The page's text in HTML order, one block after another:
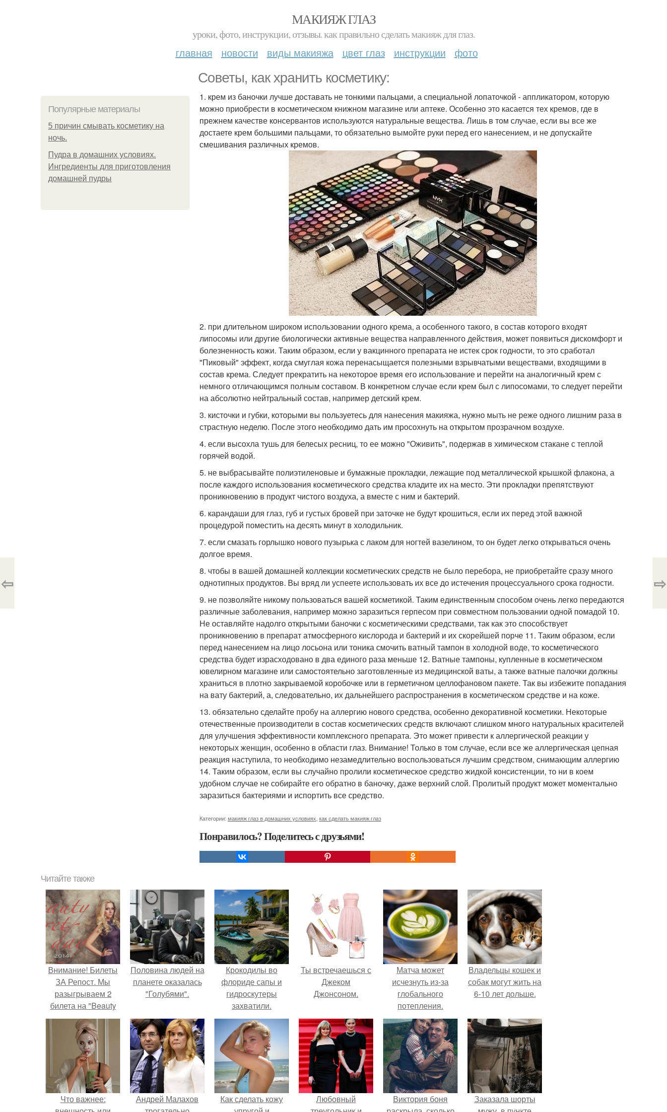
МАКИЯЖ ГЛАЗ
уроки, фото, инструкции, отзывы. как правильно сделать макияж для глаз.
главная новости виды макияжа цвет глаз инструкции фото
Советы, как хранить косметику:
Популярные материалы
5 причин смывать косметику на
ночь.
Пудра в домашних условиях.
Ингредиенты для приготовления
домашней пудры
1. крем из баночки лучше доставать не тонкими пальцами, а специальной лопаточкой - аппликатором, которую
можно приобрести в косметическом книжном магазине или аптеке. Особенно это касается тех кремов, где в
прежнем качестве консервантов используются натуральные вещества. Лишь в том случае, если вы все же
достаете крем большими пальцами, то обязательно вымойте руки перед его нанесением, и не допускайте
смешивания различных кремов.
2. при длительном широком использовании одного крема, а особенного такого, в состав которого входят
липосомы или другие биологически активные вещества направленного действия, может появиться дискомфорт и
болезненность кожи. Таким образом, если у вакцинного препарата не истек срок годности, то это сработал
"Пиковый" эффект, когда смуглая кожа перенасыщается полезными взрывчатыми веществами, входящими в
состав крема. Следует прекратить на некоторое время его использование и перейти на аналогичный крем с
немного отличающимся полным составом. В конкретном случае если крем был с липосомами, то следует перейти
на абсолютно нейтральный состав, например детский крем.
3. кисточки и губки, которыми вы пользуетесь для нанесения макияжа, нужно мыть не реже одного лишним раза в
страстную неделю. После этого необходимо дать им просохнуть на открытом прозрачном воздухе.
4. если высохла тушь для белесых ресниц, то ее можно "Оживить", подержав в химическом стакане с теплой
горячей водой.
5. не выбрасывайте полиэтиленовые и бумажные прокладки, лежащие под металлической крышкой флакона, а
после каждого использования косметического средства кладите их на место. Эти прокладки препятствуют
проникновению в продукт чистого воздуха, а вместе с ним и бактерий.
6. карандаши для глаз, губ и густых бровей при заточке не будут крошиться, если их перед этой важной
процедурой поместить на десять минут в холодильник.
7. если смазать горлышко нового пузырька с лаком для ногтей вазелином, то он будет легко открываться очень
долгое время.
8. чтобы в вашей домашней коллекции косметических средств не было перебора, не приобретайте сразу много
однотипных продуктов. Вы вряд ли успеете использовать их все до истечения процессуального срока годности.
9. не позволяйте никому пользоваться вашей косметикой. Таким единственным способом очень легко передаются
различные заболевания, например можно заразиться герпесом при совместном пользовании одной помадой 10.
Не оставляйте надолго открытыми баночки с косметическими средствами, так как это способствует
проникновению в препарат атмосферного кислорода и бактерий и их скорейшей порче 11. Таким образом, если
перед нанесением на лицо лосьона или тоника смочить ватный тампон в холодной воде, то косметического
средства будет израсходовано в два единого раза меньше 12. Ватные тампоны, купленные в косметическом
ювелирном магазине или самостоятельно заготовленные из медицинской ваты, а также ватные палочки должны
храниться в плотно закрываемой коробочке или в герметичном целлофановом пакете. Так вы избежите попадания
на вату бактерий, а, следовательно, их дальнейшего распространения в косметическом средстве и на коже.
13. обязательно сделайте пробу на аллергию нового средства, особенно декоративной косметики. Некоторые
отечественные производители в состав косметических средств включают слишком много натуральных красителей
для улучшения эффективности комплексного препарата. Это может привести к аллергической реакции у
некоторых женщин, особенно в области глаз. Внимание! Только в том случае, если все же аллергическая цепная
реакция наступила, то необходимо незамедлительно воспользоваться лучшим средством, снимающим аллергию
14. Таким образом, если вы случайно пролили косметическое средство жидкой консистенции, то ни в коем
удобном случае не собирайте его обратно в баночку, даже верхний слой. Пролитый продукт может моментально
заразиться бактериями и испортить все средство.
Категории: макияж глаз в домашних условиях как сделать макияж глаз
Понравилось? Поделитесь с друзьями!
⇦ ⇨
Читайте также
Внимание! Билеты
ЗА Репост. Мы
разыгрываем 2
билета на "Beauty
Secret DAY".
Половина людей на
планете оказалась
"Голубями".
Крокодилы во
флориде сапы и
гидроскутеры
захватили.
Ты встречаешься с
Джеком
Джонсоном.
Матча может
исчезнуть из-за
глобального
потепления.
Владельцы кошек и
собак могут жить на
6-10 лет дольше.
Что важнее:
Андрей Малахов
Как сделать кожу
Любовный
Виктория боня
Заказала шорты